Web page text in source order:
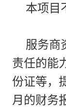
本项目
服务商
责任的能
份证等，
月的财务